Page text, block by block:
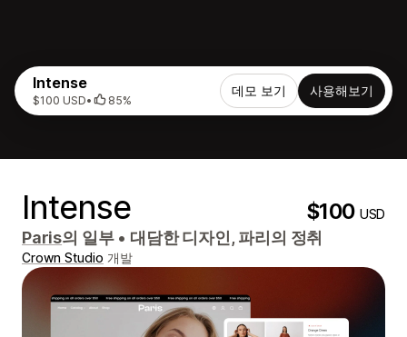
Intense
$100 USD• 85%
데모 보기 사용해보기
Intense $100USD
Paris의 일부 • 대담한 디자인, 파리의 정취
Crown Studio 개발